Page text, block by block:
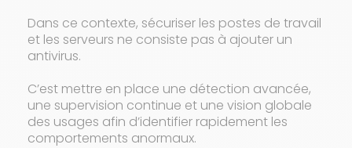
Dans ce contexte, sécuriser les postes de travail
et les serveurs ne consiste pas à ajouter un
antivirus.
C’est mettre en place une détection avancée,
une supervision continue et une vision globale
des usages afin d’identifier rapidement les
comportements anormaux.